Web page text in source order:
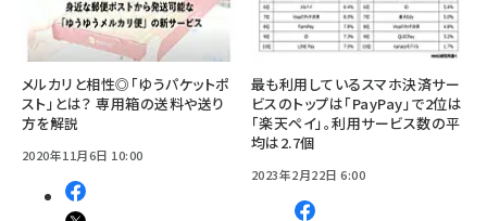
メルカリと相性◎「ゆうパケットポ
スト」とは？ 専用箱の送料や送り
方を解説
2020年11月6日 10:00
最も利用しているスマホ決済サー
ビスのトップは「PayPay」で2位は
「楽天ペイ」。利用サービス数の平
均は2.7個
2023年2月22日 6:00